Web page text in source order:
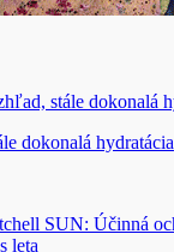
dokonalá hydratácia